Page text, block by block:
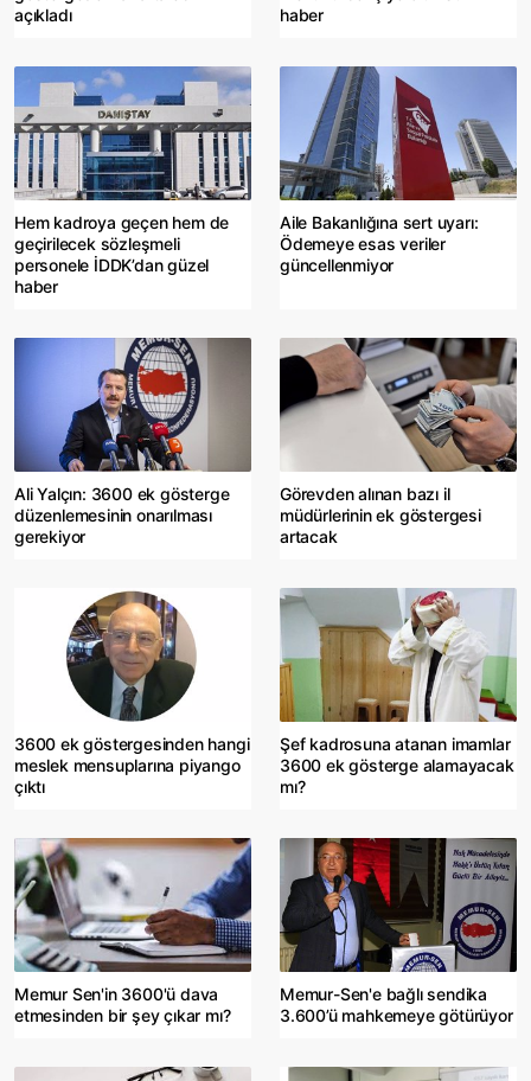
açıkladı
haber
Hem kadroya geçen hem de
geçirilecek sözleşmeli
personele İDDK’dan güzel
haber
Aile Bakanlığına sert uyarı:
Ödemeye esas veriler
güncellenmiyor
Ali Yalçın: 3600 ek gösterge
düzenlemesinin onarılması
gerekiyor
Görevden alınan bazı il
müdürlerinin ek göstergesi
artacak
3600 ek göstergesinden hangi
meslek mensuplarına piyango
çıktı
Şef kadrosuna atanan imamlar
3600 ek gösterge alamayacak
mı?
Memur Sen'in 3600'ü dava
etmesinden bir şey çıkar mı?
Memur-Sen'e bağlı sendika
3.600’ü mahkemeye götürüyor